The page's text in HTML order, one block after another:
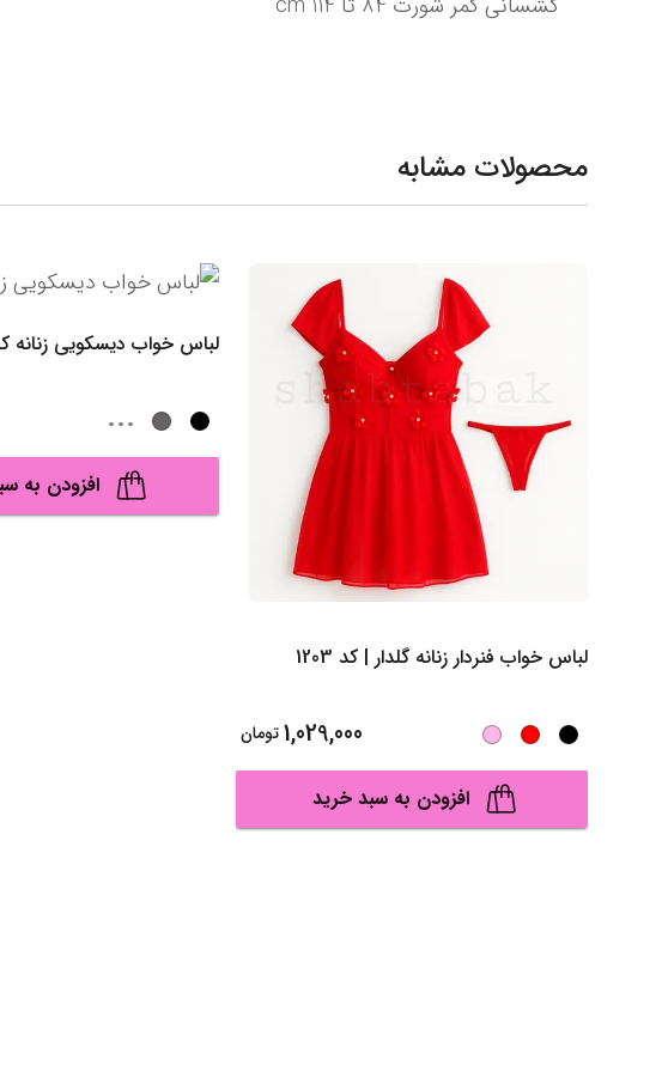
محصولات مشابه
لباس خواب فنردار زنانه گلدار | کد 1203
1,029,000 تومان
افزودن به سبد خرید
لباس خواب دیسکویی زنانه کد
...
افزودن به